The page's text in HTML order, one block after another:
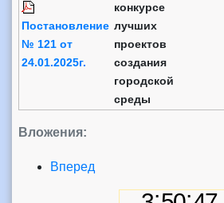
Вложения:
Постановление
№ 121 от
24.01.2025г.
конкурсе
лучших
проектов
создания
городской
среды
Вперед